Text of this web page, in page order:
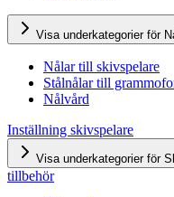
Visa underkategorier för
Nålar till skivspelare
Stålnålar till
Nålvård
Inställning skivspelare
Visa underkategorier för
tillbehör